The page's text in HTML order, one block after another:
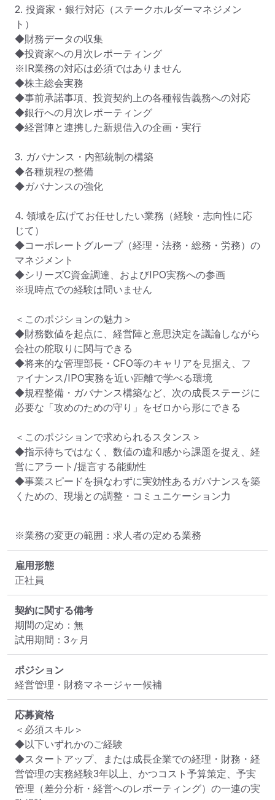
2. 投資家・銀行対応（ステークホルダーマネジメン
ト）
◆財務データの収集
◆投資家への月次レポーティング
※IR業務の対応は必須ではありません
◆株主総会実務
◆事前承諾事項、投資契約上の各種報告義務への対応
◆銀行への月次レポーティング
◆経営陣と連携した新規借入の企画・実行
3. ガバナンス・内部統制の構築
◆各種規程の整備
◆ガバナンスの強化
4. 領域を広げてお任せしたい業務（経験・志向性に応
じて）
◆コーポレートグループ（経理・法務・総務・労務）の
マネジメント
◆シリーズC資金調達、およびIPO実務への参画
※現時点での経験は問いません
＜このポジションの魅力＞
◆財務数値を起点に、経営陣と意思決定を議論しながら
会社の舵取りに関与できる
◆将来的な管理部長・CFO等のキャリアを見据え、フ
ァイナンス/IPO実務を近い距離で学べる環境
◆規程整備・ガバナンス構築など、次の成長ステージに
必要な「攻めのための守り」をゼロから形にできる
＜このポジションで求められるスタンス＞
◆指示待ちではなく、数値の違和感から課題を捉え、経
営にアラート/提言する能動性
◆事業スピードを損なわずに実効性あるガバナンスを築
くための、現場との調整・コミュニケーション力
※業務の変更の範囲：求人者の定める業務
雇用形態
正社員
契約に関する備考
期間の定め：無
試用期間：3ヶ月
ポジション
経営管理・財務マネージャー候補
応募資格
＜必須スキル＞
◆以下いずれかのご経験
◆スタートアップ、または成長企業での経理・財務・経
営管理の実務経験3年以上、かつコスト予算策定、予実
管理（差分分析・経営へのレポーティング）の一連の実